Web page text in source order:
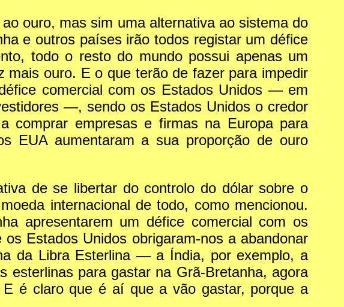
ouro, mas sim uma alternativa ao sistema do
e outros países irão todos registar um défice
todo o resto do mundo possui apenas um
mais ouro. E o que terão de fazer para impedir
comercial com os Estados Unidos — em
—, sendo os Estados Unidos o credor
comprar empresas e firmas na Europa para
EUA aumentaram a sua proporção de ouro
de se libertar do controlo do dólar sobre o
internacional de todo, como mencionou.
apresentarem um défice comercial com os
Estados Unidos obrigaram-nos a abandonar
da Libra Esterlina — a Índia, por exemplo, a
para gastar na Grã-Bretanha, agora
é claro que é aí que a vão gastar, porque a